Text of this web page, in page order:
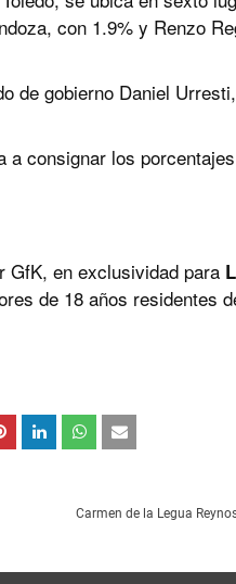
con 1.9% y Renzo
de gobierno Daniel
consignar los
GfK, en exclusividad para
de 18 años residentes
Carmen de la Legua